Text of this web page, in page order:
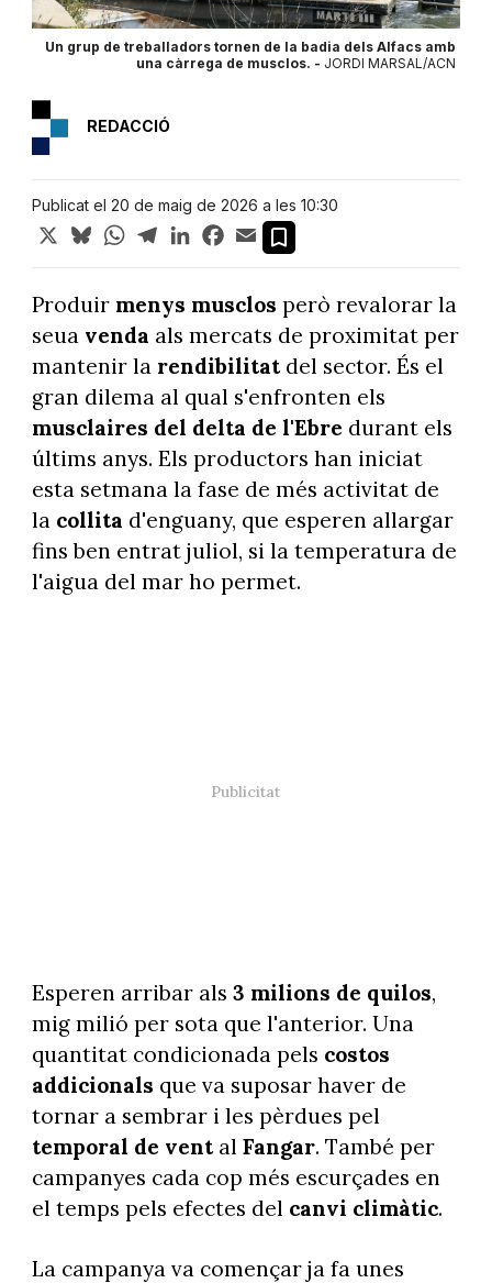
Un grup de treballadors tornen de la badia dels Alfacs amb
una càrrega de musclos. - JORDI MARSAL/ACN
REDACCIÓ
Publicat el 20 de maig de 2026 a les 10:30
X BlueskyWhatsApp
TelegramLinkedInFacebook
Email
Produir menys musclos però revalorar la
seua venda als mercats de proximitat per
mantenir la rendibilitatdel sector. És el
gran dilema al qual s'enfronten els
musclaires del delta de l'Ebre durant els
últims anys. Els productors han iniciat
esta setmana la fase de més activitat de
la collita d'enguany, que esperen allargar
fins ben entrat juliol, si la temperatura de
l'aigua del mar ho permet.
Esperen arribar als 3 milions de quilos,
mig milió per sota que l'anterior. Una
quantitat condicionada pels costos
addicionals que va suposar haver de
tornar a sembrar i les pèrdues pel
temporal de vental Fangar. També per
campanyes cada cop més escurçades en
el temps pels efectes del canvi climàtic.
La campanya va començar ja fa unes